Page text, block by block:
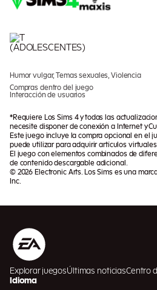
Humor vulgar, Temas sexuales, Violencia
Compras dentro del juego
Interacción de usuarios
*Requiere Los Sims 4 y todas las
necesite disponer de conexión a Internet y
Este juego incluye la compra opcional en el
puede utilizar para adquirir artículos virtuales
El juego con elementos combinados de
de contenido descargable adicional.
© 2026 Electronic Arts. Los Sims es una
Inc.
Explorar juegosÚltimas noticiasCentro
Idioma